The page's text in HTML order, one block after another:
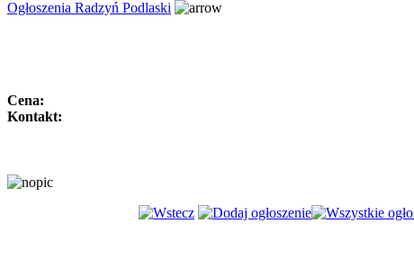
Ogłoszenia Radzyń Podlaski
Cena:
Kontakt: